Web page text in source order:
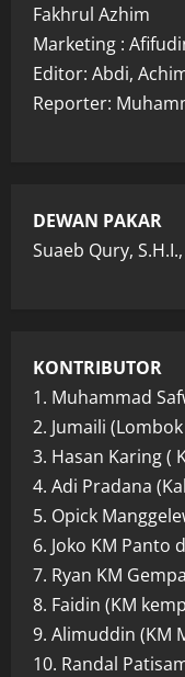
Fakhrul Azhim
Marketing :
Editor: Abdi,
Reporter:
DEWAN PAKAR
Suaeb Qury,
KONTRIBUTOR
1. Muhammad
2. Jumaili
3. Hasan Karing (
4. Adi Pradana
5. Opick
6. Joko KM Panto
7. Ryan KM
8. Faidin (KM
9. Alimuddin (KM
10. Randal